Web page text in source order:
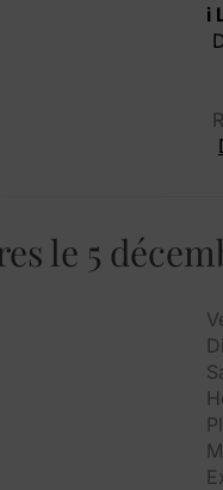
i
le 5